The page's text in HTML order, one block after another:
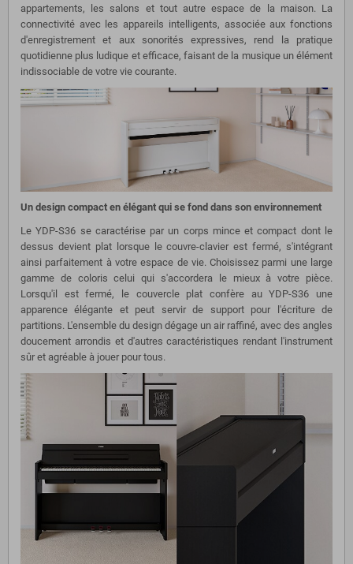
appartements, les salons et tout autre espace de la maison. La
connectivité avec les appareils intelligents, associée aux fonctions
d'enregistrement et aux sonorités expressives, rend la pratique
quotidienne plus ludique et efficace, faisant de la musique un élément
indissociable de votre vie courante.
Un design compact en élégant qui se fond dans son environnement
Le YDP-S36 se caractérise par un corps mince et compact dont le
dessus devient plat lorsque le couvre-clavier est fermé, s'intégrant
ainsi parfaitement à votre espace de vie. Choisissez parmi une large
gamme de coloris celui qui s'accordera le mieux à votre pièce.
Lorsqu'il est fermé, le couvercle plat confère au YDP-S36 une
apparence élégante et peut servir de support pour l'écriture de
partitions. L'ensemble du design dégage un air raffiné, avec des angles
doucement arrondis et d'autres caractéristiques rendant l'instrument
sûr et agréable à jouer pour tous.